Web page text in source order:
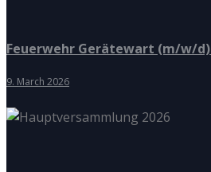
Feuerwehr Gerätewart (m/w/
9. March 2026